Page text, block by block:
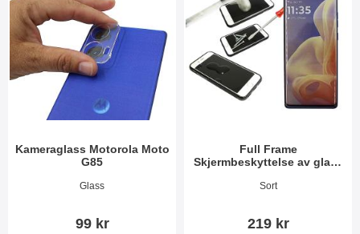
Kameraglass Motorola Moto
G85
Varenummer 51166
Glass
99 kr
Full Frame
Skjermbeskyttelse av glass
Varenummer 51167
Sort
219 kr